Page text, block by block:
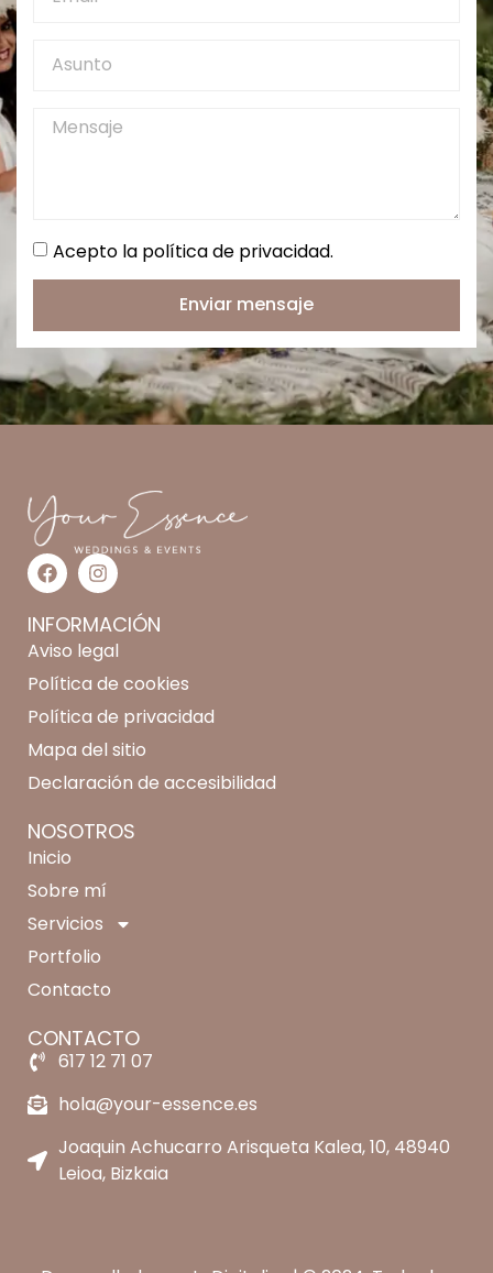
Acepto la política de privacidad.
Enviar mensaje
INFORMACIÓN
Aviso legal
Política de cookies
Política de privacidad
Mapa del sitio
Declaración de accesibilidad
NOSOTROS
Inicio
Sobre mí
Servicios
Portfolio
Contacto
CONTACTO
617 12 71 07
hola@your-essence.es
Joaquin Achucarro Arisqueta Kalea, 10, 48940
Leioa, Bizkaia